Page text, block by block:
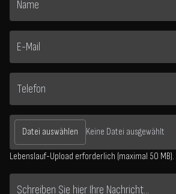
Datei auswählen Keine Datei ausgewählt
Lebenslauf-Upload erforderlich (maximal 50 MB).